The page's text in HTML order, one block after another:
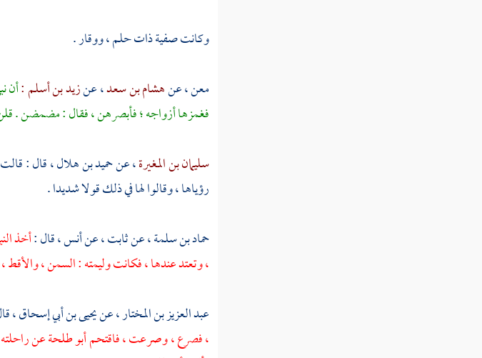
وكانتصفيةذات حلم ، ووقار .
معن، عنهشام بن سعد، عنزيد بن أسلم :أن
فغمزها أزواجه ؛ فأبصرهن ، فقال : مضمضن .
سليمان بن المغيرة، عنحميد بن هلال، قال :
رؤياها ، وقالوا لها في ذلك قولا شديدا .
حماد بن سلمة، عنثابت، عنأنس، قال :أخذ
، وتعتد عندها ، فكانت وليمته : السمن ،
عبد العزيز بن المختار، عنيحيى بن أبي إسحاق،
، فصرع ، وصرعت ، فاقتحمأبو طلحةعن